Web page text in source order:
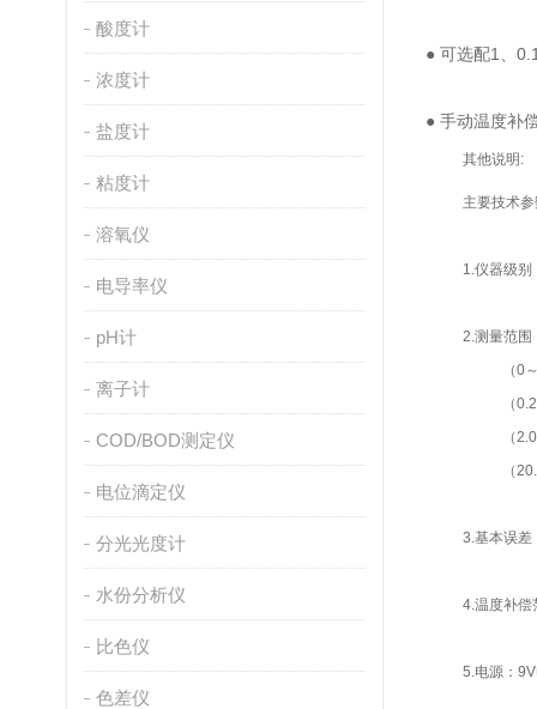
酸度计
浓度计
盐度计
粘度计
溶氧仪
电导率仪
pH计
离子计
COD/BOD测定仪
电位滴定仪
分光光度计
水份分析仪
比色仪
色差仪
● 可选配1、
● 手动温度补
其他说明:
主要技术
1.仪器级别
2.测量范
（0～
（0.200
（2.0～
（20.0
3.基本误差
4.温度补
5.电源：